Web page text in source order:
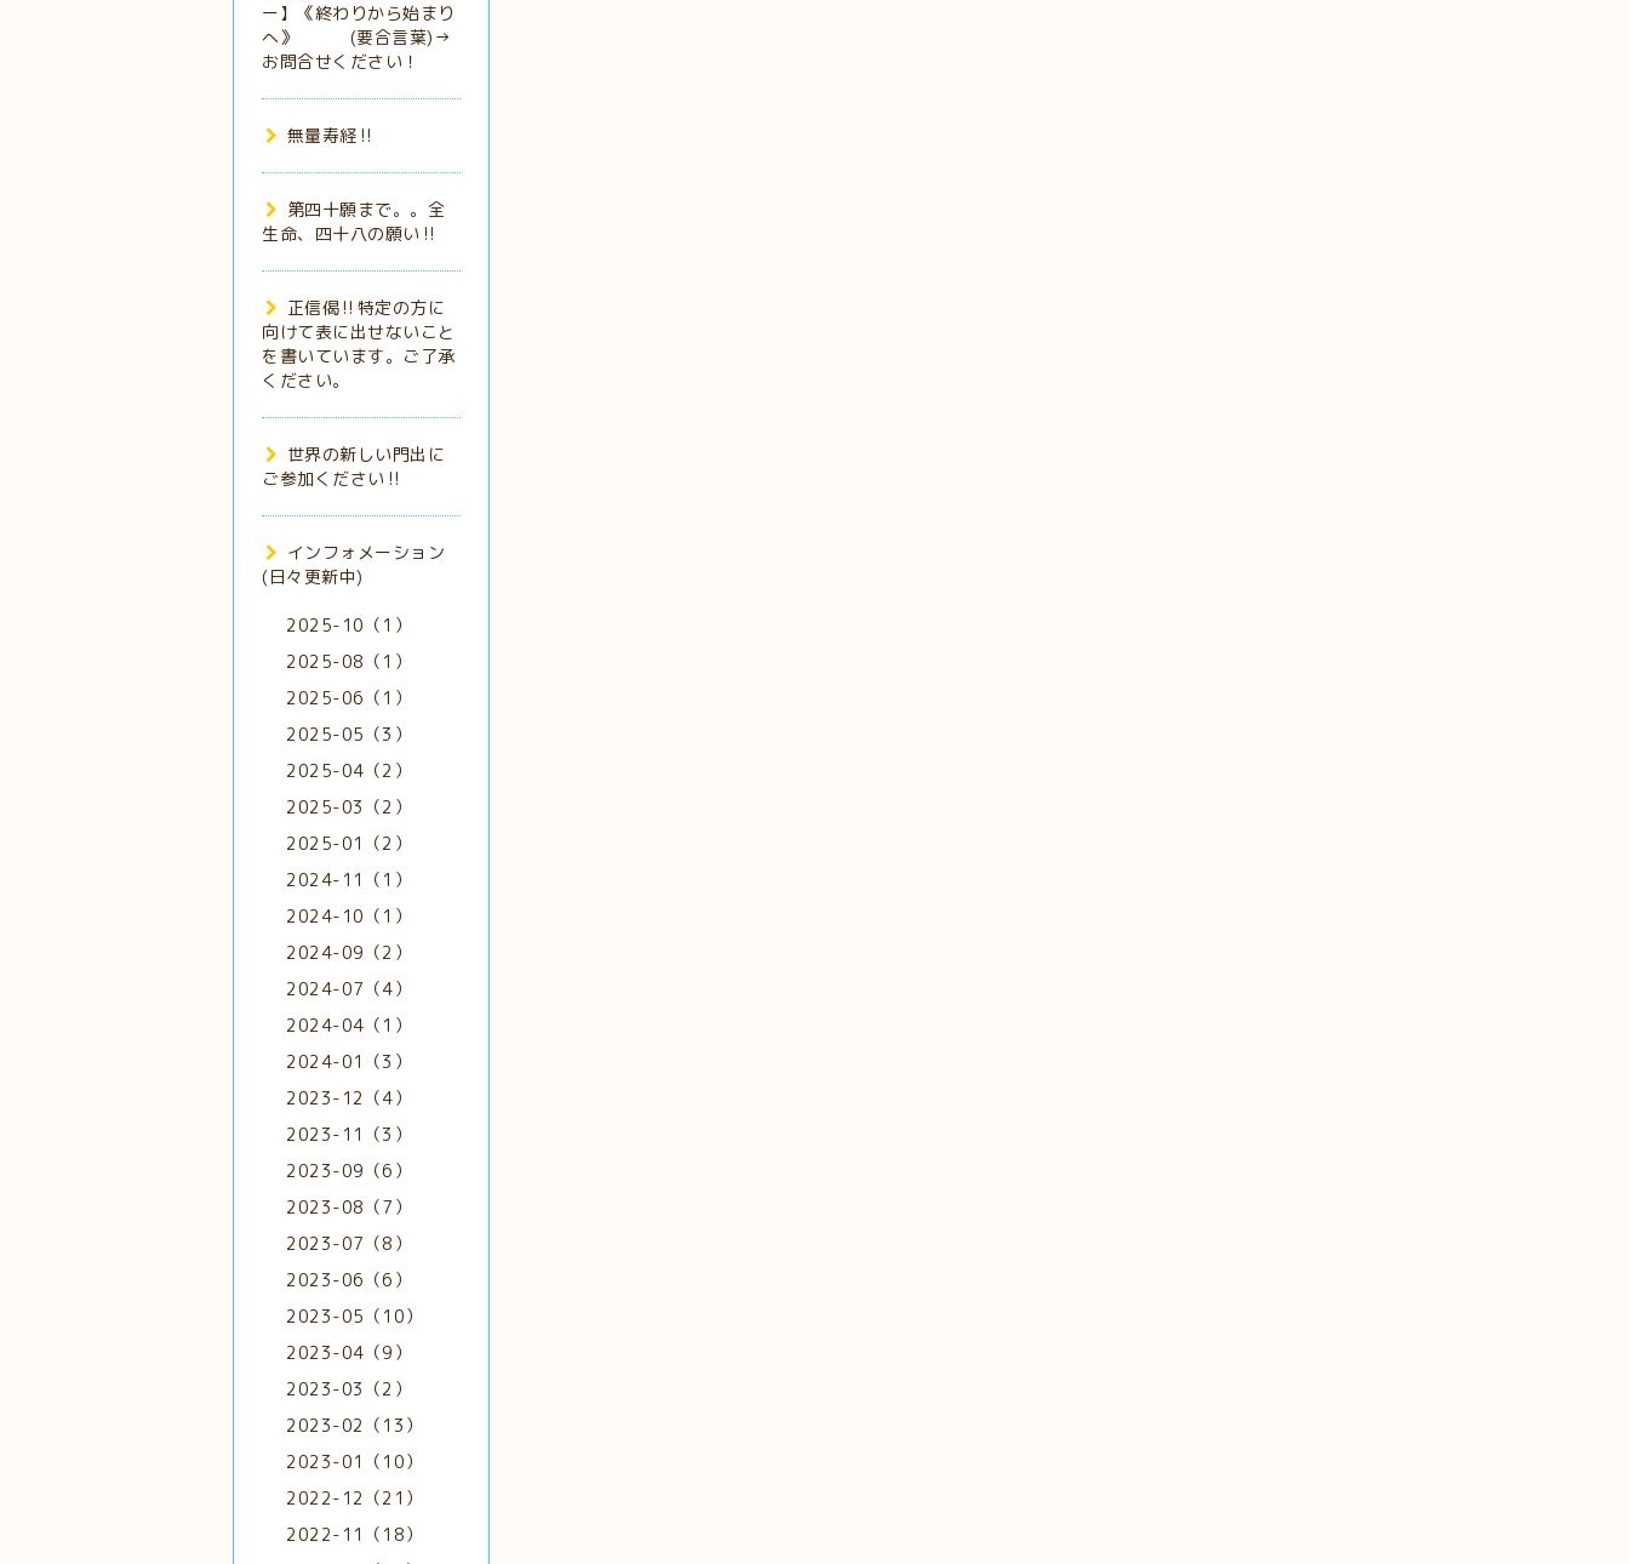
ー】《終わりから始まり
へ》 (要合言葉)→
お問合せください！
無量寿経‼️
第四十願まで。。全
生命、四十八の願い‼️
正信偈‼️特定の方に
向けて表に出せないこと
を書いています。ご了承
ください。
世界の新しい門出に
ご参加ください‼️
インフォメーション
(日々更新中)
2025-10（1）
2025-08（1）
2025-06（1）
2025-05（3）
2025-04（2）
2025-03（2）
2025-01（2）
2024-11（1）
2024-10（1）
2024-09（2）
2024-07（4）
2024-04（1）
2024-01（3）
2023-12（4）
2023-11（3）
2023-09（6）
2023-08（7）
2023-07（8）
2023-06（6）
2023-05（10）
2023-04（9）
2023-03（2）
2023-02（13）
2023-01（10）
2022-12（21）
2022-11（18）